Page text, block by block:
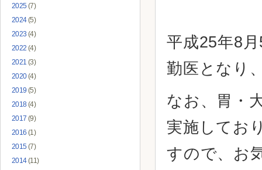
2025 (7)
2024(5)
2023 (4)
2022 (4)
2021 (3)
2020(4)
2019 (5)
2018(4)
2017 (9)
2016 (1)
2015 (7)
2014(11)
平成25年8
勤医となり
なお、胃・
実施してお
すので、お